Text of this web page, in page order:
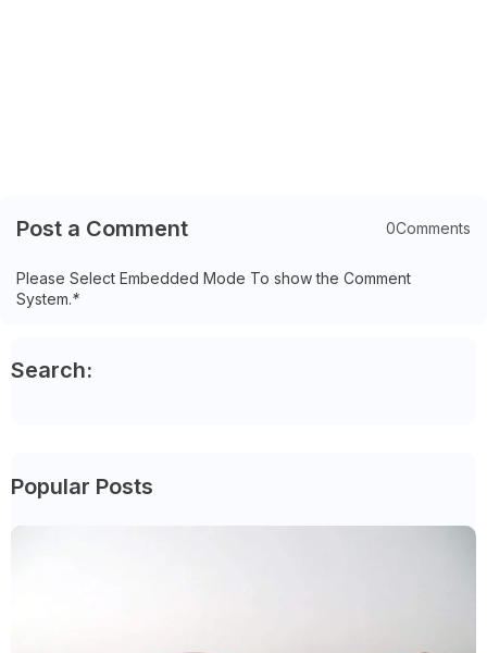
Post a Comment 0Comments
Please Select Embedded Mode To show the Comment
System.*
Search:
Popular Posts